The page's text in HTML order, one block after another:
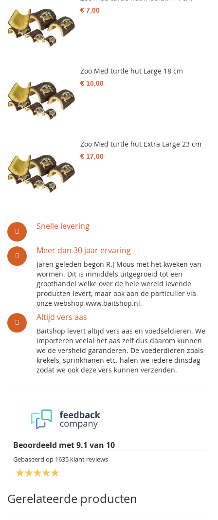
Snelle levering
Meer dan 30 jaar ervaring
Jaren geleden begon R.J Mous met het kweken van
wormen. Dit is inmiddels uitgegroeid tot een
groothandel welke over de hele wereld levende
producten levert, maar ook aan de particulier via
onze webshop www.baitshop.nl.
Altijd vers aas
Baitshop levert altijd vers aas en voedseldieren. We
importeren veelal het aas zelf dus daarom kunnen
we de versheid garanderen. De voederdieren zoals
krekels, sprinkhanen etc. halen we iedere dinsdag
zodat we ook deze vers kunnen verzenden.
Beoordeeld met9.1 van 10
Gebaseerd op 1635 klant reviews
Gerelateerde producten
€ 7,00
Zoo Med turtle hut Large 18 cm
€ 10,00
Zoo Med turtle hut Extra Large 23 cm
€ 17,00